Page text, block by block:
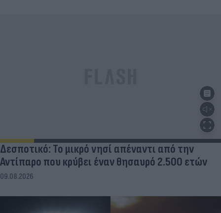
Δεσποτικό: Το μικρό νησί απέναντι από την
Αντίπαρο που κρύβει έναν θησαυρό 2.500 ετών
09.08.2026